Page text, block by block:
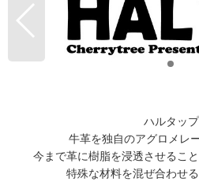
ハルタッ
牛革を独自のアグロメレ
今まで革に樹脂を浸透させるこ
特殊な材料を混ぜ合わせ